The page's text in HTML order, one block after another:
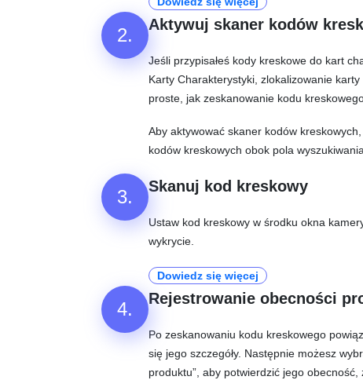
2. Aktywuj skaner kodów
Jeśli przypisałeś kody kreskowe do kart
Karty Charakterystyki, zlokalizowanie
proste, jak zeskanowanie kodu
Aby aktywować skaner kodów
kodów kreskowych obok pola
3. Skanuj kod kreskowy
Ustaw kod kreskowy w środku okna
wykrycie.
Dowiedz się więcej
4. Rejestrowanie obecności
Po zeskanowaniu kodu kreskowego
się jego szczegóły. Następnie możesz
produktu”, aby potwierdzić jego